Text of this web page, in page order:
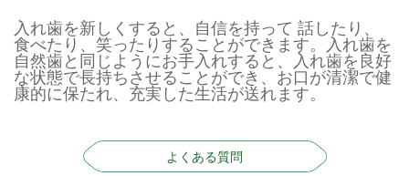
入れ歯を新しくすると、自信を持って 話したり、
食べたり、笑ったりすることができます。入れ歯を
自然歯と同じようにお手入れすると、入れ歯を良好
な状態で長持ちさせることができ、お口が清潔で健
康的に保たれ、充実した生活が送れます。
よくある質問